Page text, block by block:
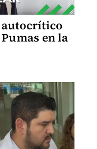
autocrítico
en la